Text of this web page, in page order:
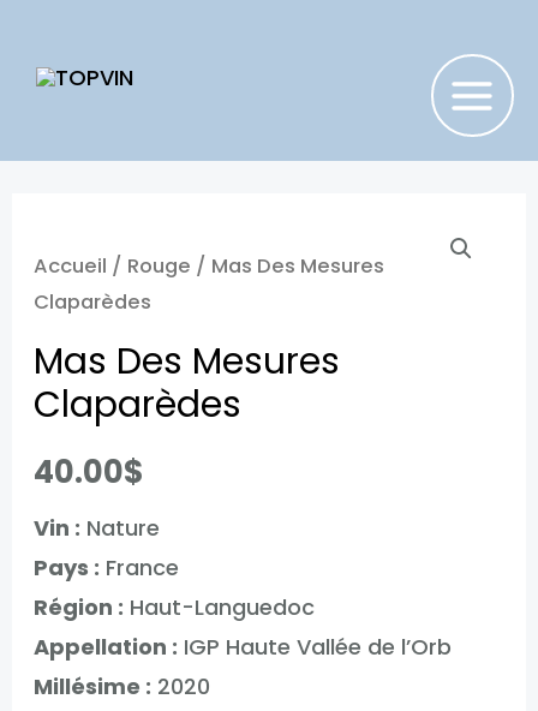
MAIN
Accueil / Rouge / Mas Des Mesures
Claparèdes
Mas Des Mesures
Claparèdes
40.00$
Vin : Nature
Pays : France
Région : Haut-Languedoc
Appellation : IGP Haute Vallée de l’Orb
Millésime : 2020